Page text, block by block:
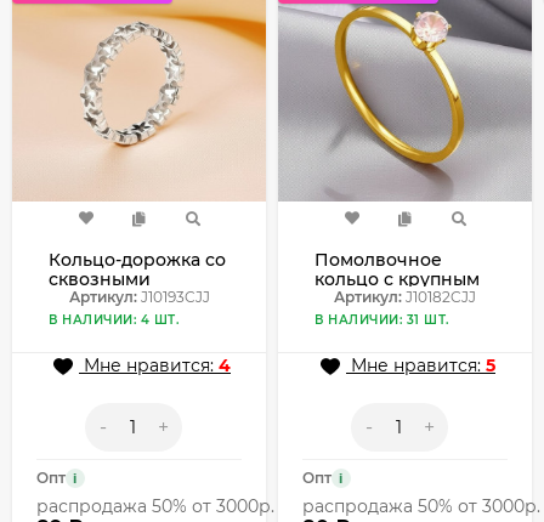
Кольцо-дорожка со
сквозными
элементами в
форме звездочек
Артикул:J10193CJJ
В НАЛИЧИИ: 4 ШТ.
Мне нравится: 4
- +
Опт i
распродажа 50% от 3000р.
Помолвочное
кольцо с крупным
фианитом в
золотистой оправе
Артикул: J10182CJJ
В НАЛИЧИИ: 31 ШТ.
Мне нравится: 5
- +
Опт i
распродажа 50% от 3000р.